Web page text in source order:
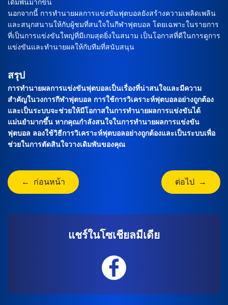
เดิมพันมากขึ้น
นอกจากนี้ การทำนายผลการแข่งขันฟุตบอลยังสร้างความเพลิดเพลิน
และสนุกสนานให้กับผู้ชมที่สนใจในกีฬาฟุตบอล โดยเฉพาะในรายการ
ที่เป็นการแข่งขันใหญ่ที่มีเกมสุดยิ่งในสนาม เป็นโอกาสที่ดีในการดูการ
แข่งขันและทำนายผลให้กับทีมที่สนับสนุน
สรุป
การทำนายผลการแข่งขันฟุตบอลเป็นเรื่องที่น่าสนใจและมีความ
สำคัญในวงการกีฬาฟุตบอล การใช้การวิเคราะห์ฟุตบอลอย่างถูกต้อง
และเป็นระบบจะช่วยให้มีโอกาสในการทำนายผลการแข่งขันได้
แม่นยำมากขึ้น หากคุณกำลังสนใจในการทำนายผลการแข่งขัน
ฟุตบอล ลองใช้วิธีการวิเคราะห์ฟุตบอลอย่างถูกต้องและเป็นระบบเพื่อ
ช่วยในการตัดสินใจวางเดิมพันของคุณ
← ก่อนหน้า ต่อไป →
แชร์ในโซเชียลมีเดีย